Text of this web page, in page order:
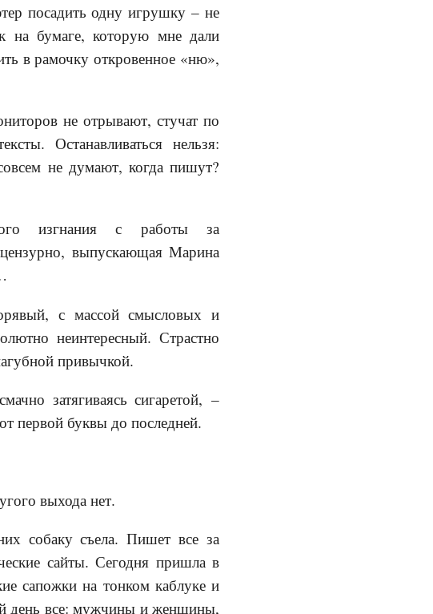
посадить одну игрушку – не
на бумаге, которую мне дали
в рамочку откровенное «ню»,
не отрывают, стучат по
Останавливаться нельзя:
не думают, когда пишут?
изгнания с работы за
выпускающая Марина
с массой смысловых и
неинтересный. Страстно
привычкой.
затягиваясь сигаретой, –
первой буквы до последней.
выхода нет.
собаку съела. Пишет все за
сайты. Сегодня пришла в
сапожки на тонком каблуке и
день все: мужчины и женщины,